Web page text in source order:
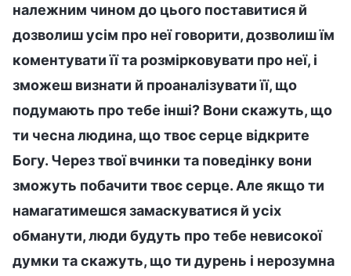
належним чином до цього поставитися й
дозволиш усім про неї говорити, дозволиш їм
коментувати її та розмірковувати про неї, і
зможеш визнати й проаналізувати її, що
подумають про тебе інші? Вони скажуть, що
ти чесна людина, що твоє серце відкрите
Богу. Через твої вчинки та поведінку вони
зможуть побачити твоє серце. Але якщо ти
намагатимешся замаскуватися й усіх
обманути, люди будуть про тебе невисокої
думки та скажуть, що ти дурень і нерозумна